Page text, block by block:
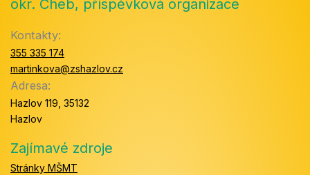
okr. Cheb, příspěvková organizace
Kontakty:
355 335 174
martinkova@zshazlov.cz
Adresa:
Hazlov 119, 35132
Hazlov
Zajímavé zdroje
Stránky MŠMT